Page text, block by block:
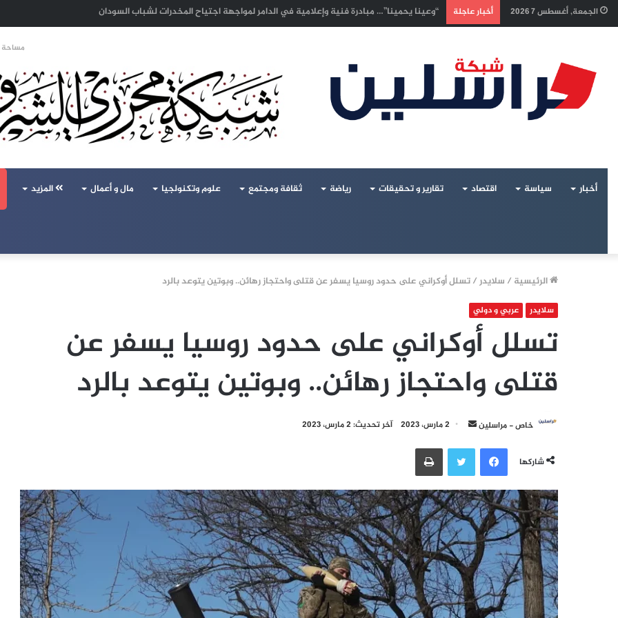
الجمعة, أغسطس 7 2026 أخبار عاجلة إسرائيليون غادروا بلا رجعة: اخترنا الهجرة لنعيش بلا خوف
مساحة
أخبار سياسة اقتصاد تقارير و تحقيقات رياضة ثقافة ومجتمع علوم وتكنولجيا مال و أعمال المزيد
الرئيسية / سلايدر/تسلل أوكراني على حدود روسيا يسفر عن قتلى واحتجاز رهائن.. وبوتين يتوعد بالرد
سلايدر عربي و دولي
تسلل أوكراني على حدود روسيا يسفر عن
قتلى واحتجاز رهائن.. وبوتين يتوعد بالرد
خاص - مراسلين
أرسل
إلكترونيا
2 مارس، 2023 آخر تحديث: 2 مارس، 2023
شاركها
فيسبوكتويتر طباعة